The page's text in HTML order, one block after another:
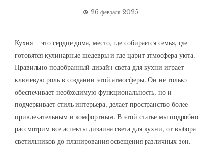
26 февраля 2025
Кухня – это сердце дома, место, где собирается семья, где
готовятся кулинарные шедевры и где царит атмосфера уюта.
Правильно подобранный дизайн света для кухни играет
ключевую роль в создании этой атмосферы. Он не только
обеспечивает необходимую функциональность, но и
подчеркивает стиль интерьера, делает пространство более
привлекательным и комфортным. В этой статье мы подробно
рассмотрим все аспекты дизайна света для кухни, от выбора
светильников до планирования освещения различных зон.